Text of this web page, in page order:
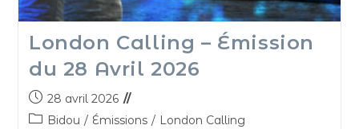
London Calling – Émission
du 28 Avril 2026
28 avril 2026
Bidou / Émissions / London Calling